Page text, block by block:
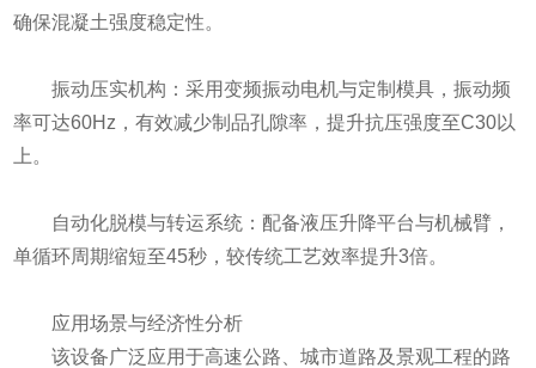
确保混凝土强度稳定性。
振动压实机构：采用变频振动电机与定制模具，振动频
率可达60Hz，有效减少制品孔隙率，提升抗压强度至C30以
上。
自动化脱模与转运系统：配备液压升降平台与机械臂，
单循环周期缩短至45秒，较传统工艺效率提升3倍。
应用场景与经济性分析
该设备广泛应用于高速公路、城市道路及景观工程的路